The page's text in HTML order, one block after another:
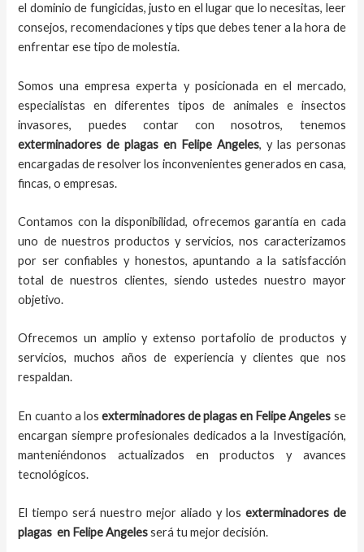
el dominio de fungicidas, justo en el lugar que lo necesitas, leer
consejos, recomendaciones y tips que debes tener a la hora de
enfrentar ese tipo de molestia.
Somos una empresa experta y posicionada en el mercado,
especialistas en diferentes tipos de animales e insectos
invasores, puedes contar con nosotros, tenemos
exterminadores de plagas en Felipe Angeles, y las personas
encargadas de resolver los inconvenientes generados en casa,
fincas, o empresas.
Contamos con la disponibilidad, ofrecemos garantía en cada
uno de nuestros productos y servicios, nos caracterizamos
por ser confiables y honestos, apuntando a la satisfacción
total de nuestros clientes, siendo ustedes nuestro mayor
objetivo.
Ofrecemos un amplio y extenso portafolio de productos y
servicios, muchos años de experiencia y clientes que nos
respaldan.
En cuanto a los exterminadores de plagasen Felipe Angeles se
encargan siempre profesionales dedicados a la Investigación,
manteniéndonos actualizados en productos y avances
tecnológicos.
El tiempo será nuestro mejor aliado y los exterminadores de
plagas en Felipe Angelesserá tu mejor decisión.